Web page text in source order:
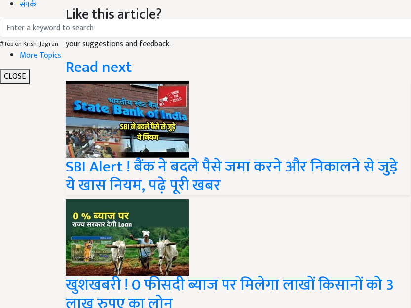
संपर्क
#Top on Krishi Jagran
More Topics
CLOSE
Like this article?
Hey! I am
your suggestions and feedback.
Read next
SBI Alert ! बैंक ने बदले पैसे जमा करने और निकालने से जुड़े
ये खास नियम, पढ़े पूरी खबर
खुशखबरी ! 0 फीसदी ब्याज पर मिलेगा लाखों किसानों को 3